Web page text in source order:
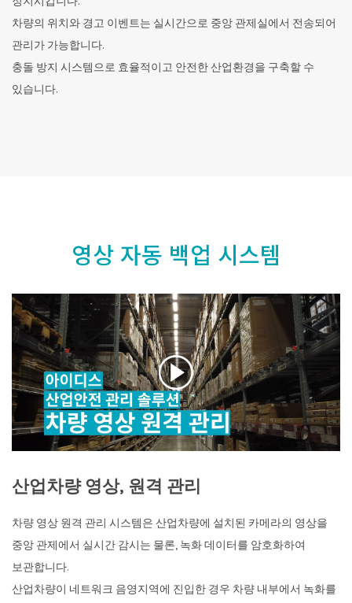
차량의 위치와 경고 이벤트는 실시간으로 중앙 관제실에서 전송되어
관리가 가능합니다.
충돌 방지 시스템으로 효율적이고 안전한 산업환경을 구축할 수
있습니다.
영상 자동 백업 시스템
산업차량 영상, 원격 관리
차량 영상 원격 관리 시스템은 산업차량에 설치된 카메라의 영상을
중앙 관제에서 실시간 감시는 물론, 녹화 데이터를 암호화하여
보관합니다.
산업차량이 네트워크 음영지역에 진입한 경우 차량 내부에서 녹화를